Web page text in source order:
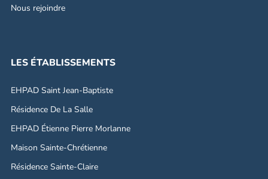
Nous rejoindre
LES ÉTABLISSEMENTS
EHPAD Saint Jean-Baptiste
Résidence De La Salle
EHPAD Étienne Pierre Morlanne
Maison Sainte-Chrétienne
Résidence Sainte-Claire